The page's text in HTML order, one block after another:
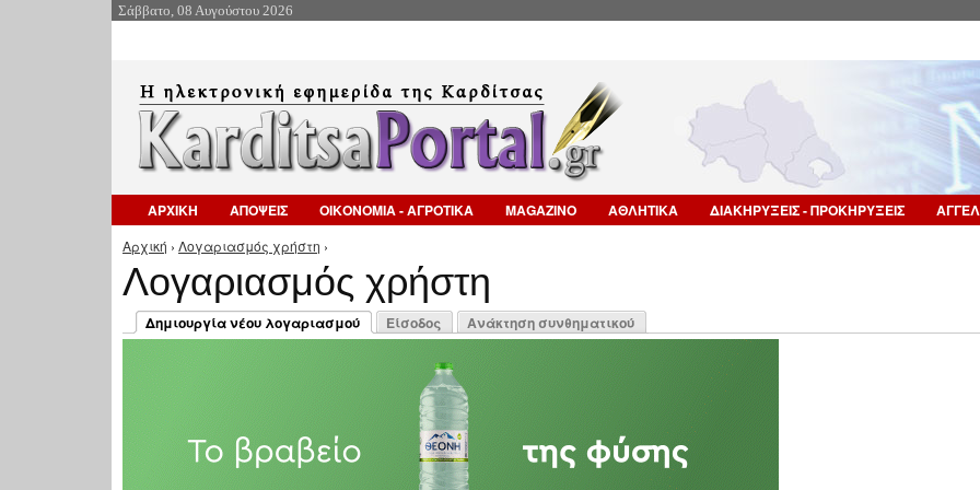
Σάββατο, 08 Αυγούστου 2026
ΑΡΧΙΚΗ ΑΠΟΨΕΙΣ ΟΙΚΟΝΟΜΙΑ - ΑΓΡΟΤΙΚΑ MAGAZINO ΑΘΛΗΤΙΚΑ ΔΙΑΚΗΡΥΞΕΙΣ - ΠΡΟΚΗΡΥΞΕΙΣ
Είστε εδώ
Αρχική › Λογαριασμός χρήστη ›
Λογαριασμός χρήστη
Πρωτεύουσες καρτέλες
Δημιουργία νέου λογαριασμού
(ενεργή καρτέλα)
Είσοδος Ανάκτηση συνθηματικού